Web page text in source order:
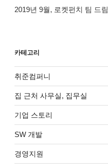
2019년 9월, 로켓펀치 팀 드림
카테고리
취준컴퍼니
집 근처 사무실, 집무실
기업 스토리
SW 개발
경영지원